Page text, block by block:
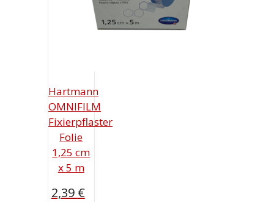
Hartmann
OMNIFILM
Fixierpflaster
Folie
1,25 cm
x 5 m
2,39 €